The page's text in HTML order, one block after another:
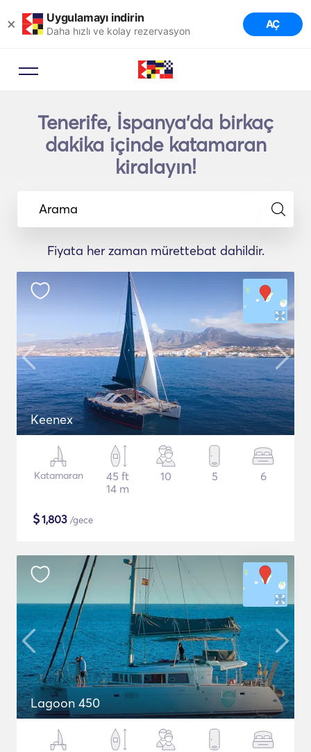
× Uygulamayı indirin
Daha hızlı ve kolay rezervasyon AÇ
Tenerife, İspanya'da birkaç
dakika içinde katamaran
kiralayın!
Arama
Fiyata her zaman mürettebat dahildir.
Keenex
Katamaran
45 ft
14 m
10 5 6
$1,803 /gece
Lagoon 450